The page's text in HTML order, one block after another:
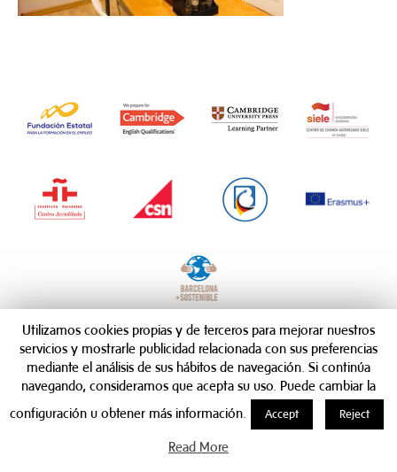
Utilizamos cookies propias y de terceros para mejorar nuestros
servicios y mostrarle publicidad relacionada con sus preferencias
mediante el análisis de sus hábitos de navegación. Si continúa
navegando, consideramos que acepta su uso. Puede cambiar la
configuración u obtener más información.
Accept Reject
Read More